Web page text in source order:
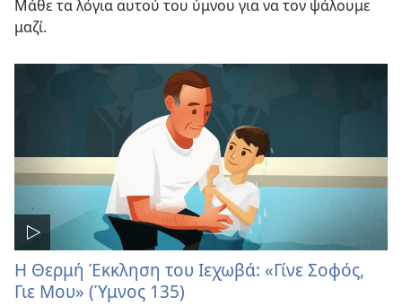
Μάθε τα λόγια αυτού του ύμνου για να τον ψάλουμε
μαζί.
Η Θερμή Έκκληση του Ιεχωβά: «Γίνε Σοφός,
Γιε Μου» (Ύμνος 135)